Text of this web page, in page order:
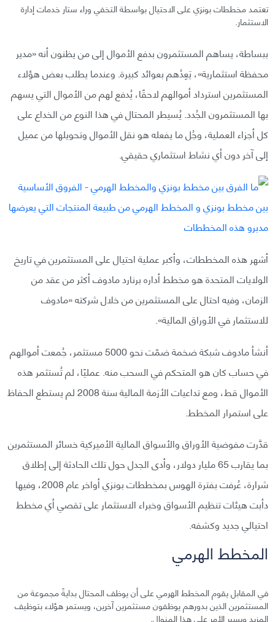
تعتمد مخططات بونزي على الاحتيال بواسطة التخفي وراء ستار خدمات إدارة
الاستثمار.
ببساطة، يساهم المستثمرون بدفع الأموال إلى من يظنون أنه «مدير
محفظة استثمارية»، يَعِدُهم بعوائد كبيرة. وعندما يطلب بعض هؤلاء
المستثمرين استرداد أموالهم لاحقًا، يُدفع لهم من الأموال التي يسهم
بها المستثمرون الجُدد. يُسيطر المحتال في هذا النوع من الخداع على
كل أجزاء العملية، وجُل ما يفعله هو نقل الأموال وتحويلها من عميل
إلى آخر دون أي نشاط استثماري حقيقي.
أشهر هذه المخططات، وأكبر عملية احتيال على المستثمرين في تاريخ
الولايات المتحدة هو مخطط أداره برنارد مادوف أكثر من عقد من
الزمان، وفيه احتال على المستثمرين من خلال شركته «مادوف
للاستثمار في الأوراق المالية».
أنشأ مادوف شبكة ضخمة ضمّت نحو 5000 مستثمر، جُمعت أموالهم
في حساب كان هو المتحكم في السحب منه. عمليًا، لم تُستثمر هذه
الأموال قط، ومع تداعيات الأزمة المالية سنة 2008 لم يستطع الحفاظ
على استمرار المخطط.
قدَّرت مفوضية الأوراق والأسواق المالية الأميركية خسائر المستثمرين
بما يقارب 65 مليار دولار، وأدى الجدل حول تلك الحادثة إلى إطلاق
شرارة، عُرفت بفترة الهوس بمخططات بونزي أواخر عام 2008، وفيها
دأبت هيئات تنظيم الأسواق وخبراء الاستثمار على تقصي أي مخطط
احتيالي جديد وكشفه.
المخطط الهرمي
في المقابل يقوم المخطط الهرمي على أن يوظف المحتال بدايةً مجموعة من
المستثمرين الذين بدورهم يوظفون مستثمرين آخرين، ويستمر هؤلاء بتوظيف
المزيد ويسير الأمر على هذا المنوال.